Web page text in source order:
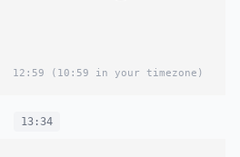
12:59 (10:59 in your timezone)
13:34